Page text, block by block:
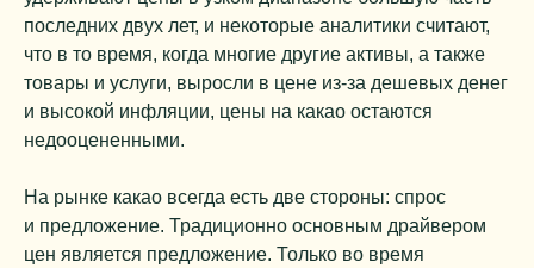
последних двух лет, и некоторые аналитики считают,
что в то время, когда многие другие активы, а также
товары и услуги, выросли в цене из-за дешевых денег
и высокой инфляции, цены на какао остаются
недооцененными.
На рынке какао всегда есть две стороны: спрос
и предложение. Традиционно основным драйвером
цен является предложение. Только во время